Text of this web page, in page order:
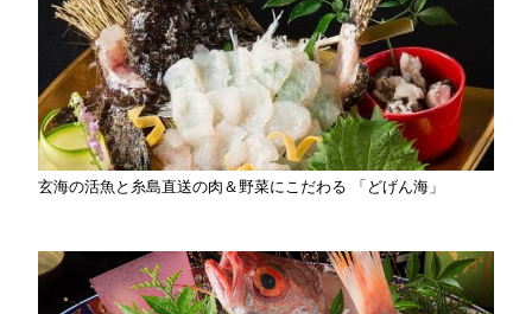
玄海の活魚と糸島直送の肉＆野菜にこだわる 「どげん海」